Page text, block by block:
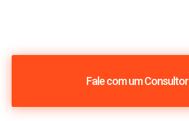
Fale com um Consultor